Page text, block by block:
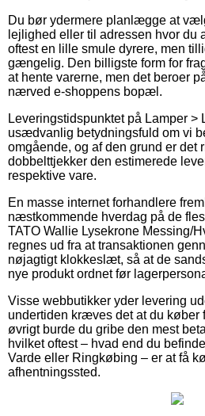
Du bør ydermere planlægge at
lejlighed eller til adressen hvor du
oftest en lille smule dyrere, men
gængelig. Den billigste form for
at hente varerne, men det beroer
nærved e-shoppens bopæl.
Leveringstidspunktet på Lamper
usædvanlig betydningsfuld om vi
omgående, og af den grund er det
dobbelttjekker den estimerede
respektive vare.
En masse internet forhandlere
næstkommende hverdag på de
TATO Wallie Lysekrone Messing/
regnes ud fra at transaktionen
nøjagtigt klokkeslæt, så at de
nye produkt ordnet før
Visse webbutikker yder levering
undertiden kræves det at du køber
øvrigt burde du gribe den mest
hvilket oftest – hvad end du
Varde eller Ringkøbing – er at få
afhentningssted.